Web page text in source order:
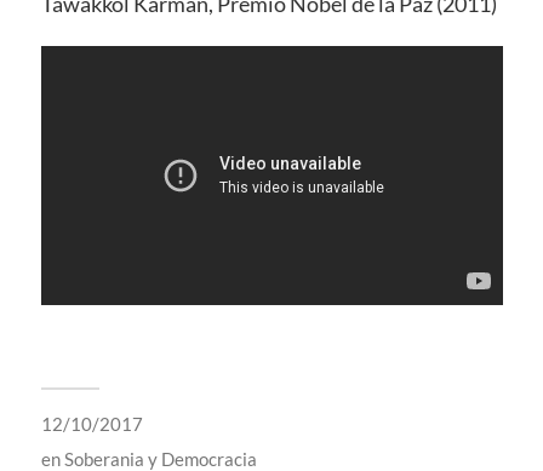
12/10/2017
enSoberania y Democracia